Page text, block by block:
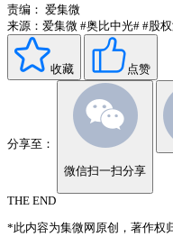
责编： 爱集微
来源：爱集微 #奥比中光# #股
收藏 点赞
分享至：
微信扫一扫分享
THE END
*此内容为集微网原创，著作权